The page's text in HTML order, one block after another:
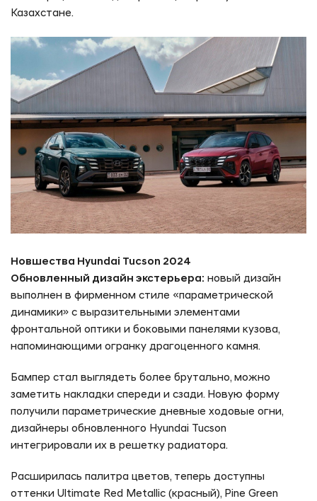
Казахстане.
Новшества Hyundai Tucson 2024
Обновленный дизайн экстерьера: новый дизайн
выполнен в фирменном стиле «параметрической
динамики» с выразительными элементами
фронтальной оптики и боковыми панелями кузова,
напоминающими огранку драгоценного камня.
Бампер стал выглядеть более брутально, можно
заметить накладки спереди и сзади. Новую форму
получили параметрические дневные ходовые огни,
дизайнеры обновленного Hyundai Tucson
интегрировали их в решетку радиатора.
Расширилась палитра цветов, теперь доступны
оттенки Ultimate Red Metallic (красный), Pine Green